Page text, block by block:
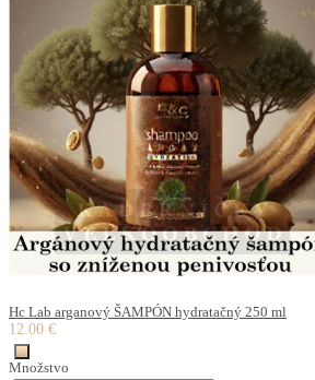
Hc Lab arganový ŠAMPÓN hydratačný 250 ml
12.00 €
Množstvo